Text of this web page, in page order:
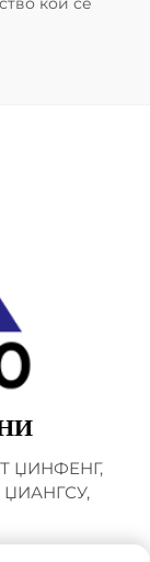
ЏИНФЕНГ,